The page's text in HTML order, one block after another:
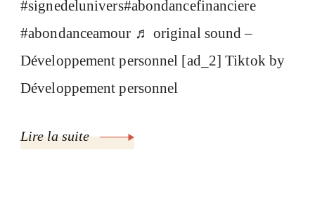
#signedelunivers#abondancefinanciere
#abondanceamour ♬ original sound –
Développement personnel [ad_2] Tiktok by
Développement personnel
Lire la suite